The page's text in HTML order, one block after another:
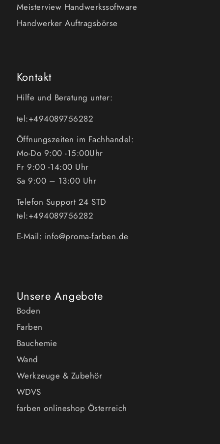
Meisterview Handwerkssoftware
Handwerker Auftragsbörse
Kontakt
Hilfe und Beratung unter:
tel:+494089756282
Öffnungszeiten im Fachhandel:
Mo-Do 9:00 -15:00Uhr
Fr 9:00 -14:00 Uhr
Sa 9:00 – 13:00 Uhr
Telefon Support 24 STD
tel:+494089756282
E-Mail: info@proma-farben.de
Unsere Angebote
Boden
Farben
Bauchemie
Wand
Werkzeuge & Zubehör
WDVS
farben onlineshop Österreich